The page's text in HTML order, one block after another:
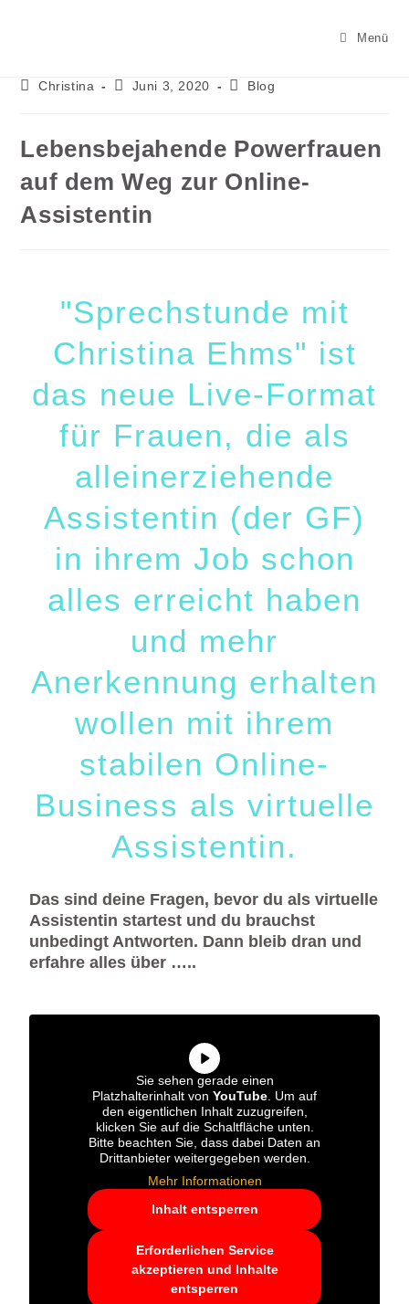
Menü
Christina Juni 3, 2020 Blog
Lebensbejahende Powerfrauen
auf dem Weg zur Online-
Assistentin
"Sprechstunde mit
Christina Ehms" ist
das neue Live-Format
für Frauen, die als
alleinerziehende
Assistentin (der GF)
in ihrem Job schon
alles erreicht haben
und mehr
Anerkennung erhalten
wollen mit ihrem
stabilen Online-
Business als virtuelle
Assistentin.
Das sind deine Fragen, bevor du als virtuelle
Assistentin startest und du brauchst
unbedingt Antworten. Dann bleib dran und
erfahre alles über …..
Sie sehen gerade einen
Platzhalterinhalt von YouTube . Um auf
den eigentlichen Inhalt zuzugreifen,
klicken Sie auf die Schaltfläche unten.
Bitte beachten Sie, dass dabei Daten an
Drittanbieter weitergegeben werden.
Mehr Informationen
Inhalt entsperren
Erforderlichen Service
akzeptieren und Inhalte
entsperren